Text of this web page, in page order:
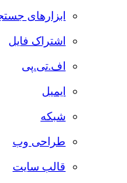
ابزارهای
اشتراک فایل
اف.تی.پی
ایمیل
شبکه
طراحی وب
قالب سایت